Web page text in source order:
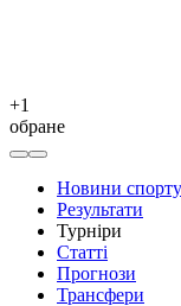
+1
обране
Новини спорту
Результати
Турніри
Статті
Прогнози
Трансфери